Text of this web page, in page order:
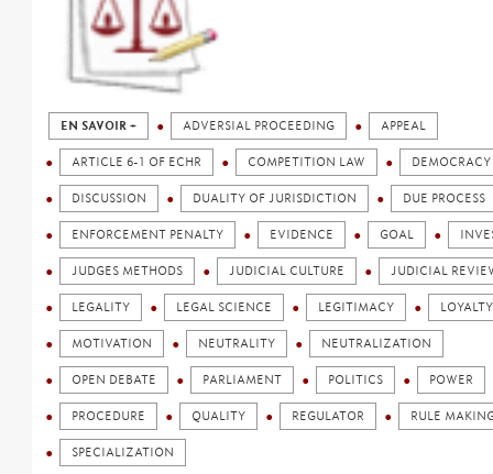
EN SAVOIR + ADVERSIAL PROCEEDING APPEAL
ARTICLE 6-1 OF ECHR COMPETITION LAW DEMOCRACY
DISCUSSION DUALITY OF JURISDICTION DUE PROCESS
ENFORCEMENT PENALTY EVIDENCE GOAL
JUDGES METHODS JUDICIAL CULTURE JUDICIAL
LEGALITY LEGAL SCIENCE LEGITIMACY LOYALTY
MOTIVATION NEUTRALITY NEUTRALIZATION
OPEN DEBATE PARLIAMENT POLITICS POWER
PROCEDURE QUALITY REGULATOR RULE
SPECIALIZATION